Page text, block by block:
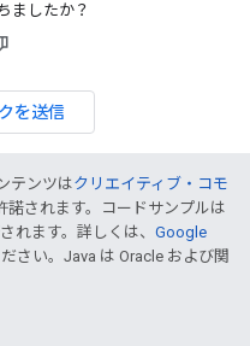
ましたか？
を送信
テンツはクリエイティブ・コモ
諾されます。コードサンプルは
れます。詳しくは、 Google
さい。Java は Oracle および関